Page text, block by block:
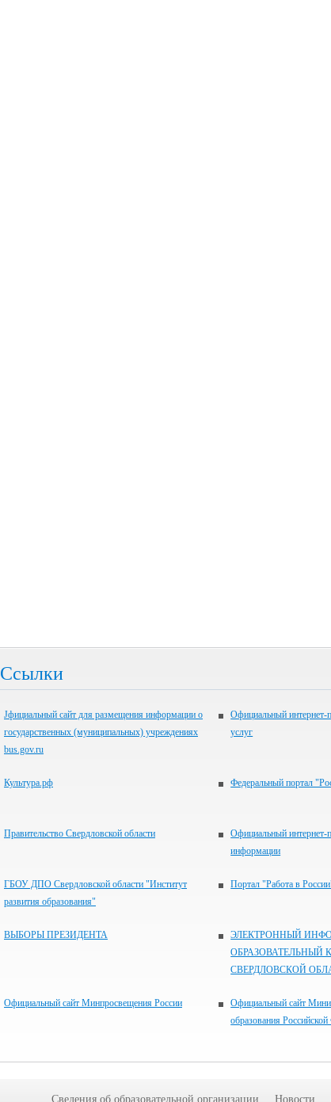
Ссылки
Jфициальный сайт для размещения информации о
государственных (муниципальных) учреждениях
bus.gov.ru
Официальный интернет-
услуг
Культура.рф Федеральный портал
Правительство Свердловской области
Официальный интернет-
информации
ГБОУ ДПО Свердловской области "Институт
развития образования"
Портал "Работа в
ВЫБОРЫ ПРЕЗИДЕНТА
ЭЛЕКТРОННЫЙ
ОБРАЗОВАТЕЛЬНЫЙ
СВЕРДЛОВСКОЙ
Официальный сайт Минпросвещения России
Официальный сайт
образования
Сведения об образовательной организации Новости